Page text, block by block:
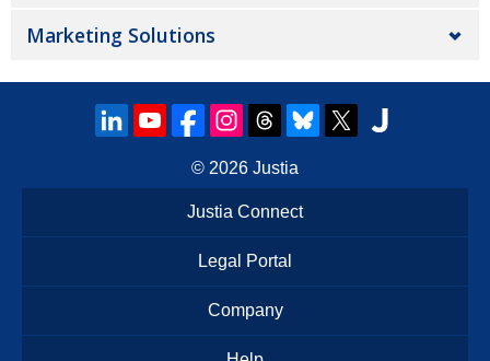
Marketing Solutions
© 2026 Justia
Justia Connect
Legal Portal
Company